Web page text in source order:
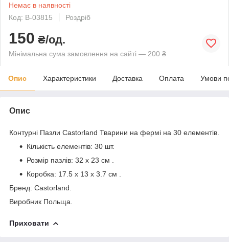
Немає в наявності
Код: B-03815
Роздріб
150 ₴/од.
Мінімальна сума замовлення на сайті — 200 ₴
Опис Характеристики Доставка Оплата Умови
Опис
Контурні Пазли Castorland Тварини на фермі на 30 елементів.
Кількість елементів: 30 шт.
Розмір пазлів: 32 x 23 см
Коробка: 17.5 x 13 x 3.7 см
Бренд: Castorland.
Виробник Польща.
Приховати